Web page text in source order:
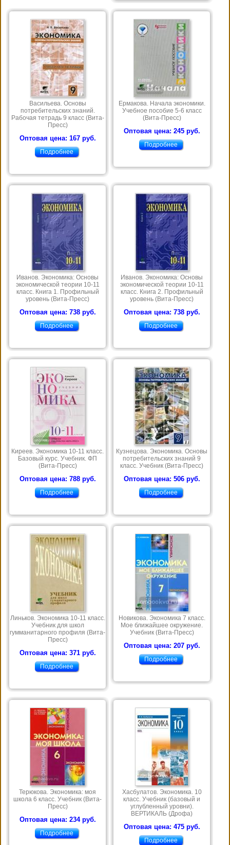
Васильева. Основы
потребительских знаний.
Рабочая тетрадь 9 класс (Вита-
Пресс)
Оптовая цена: 167 руб.
Подробнее
Ермакова. Начала экономики.
Учебное пособие 5-6 класс
(Вита-Пресс)
Оптовая цена: 245 руб.
Подробнее
Иванов. Экономика: Основы
экономической теории 10-11
класс. Книга 1. Профильный
уровень (Вита-Пресс)
Оптовая цена: 738 руб.
Подробнее
Иванов. Экономика: Основы
экономической теории 10-11
класс. Книга 2. Профильный
уровень (Вита-Пресс)
Оптовая цена: 738 руб.
Подробнее
Киреев. Экономика 10-11 класс.
Базовый курс. Учебник. ФП
(Вита-Пресс)
Оптовая цена: 788 руб.
Подробнее
Кузнецова. Экономика. Основы
потребительских знаний 9
класс. Учебник (Вита-Пресс)
Оптовая цена: 506 руб.
Подробнее
Линьков. Экономика 10-11 класс.
Учебник для школ
гумманитарного профиля (Вита-
Пресс)
Оптовая цена: 371 руб.
Подробнее
Новикова. Экономика 7 класс.
Мое ближайшее окружение.
Учебник (Вита-Пресс)
Оптовая цена: 207 руб.
Подробнее
Терюкова. Экономика: моя
школа 6 класс. Учебник (Вита-
Пресс)
Оптовая цена: 234 руб.
Подробнее
Хасбулатов. Экономика. 10
класс. Учебник (базовый и
углубленный уровни).
ВЕРТИКАЛЬ (Дрофа)
Оптовая цена: 475 руб.
Подробнее